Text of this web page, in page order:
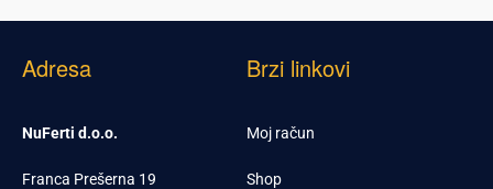
Brzi linkovi
Moj račun
Shop
Adresa
NuFerti d.o.o.
Franca Prešerna 19